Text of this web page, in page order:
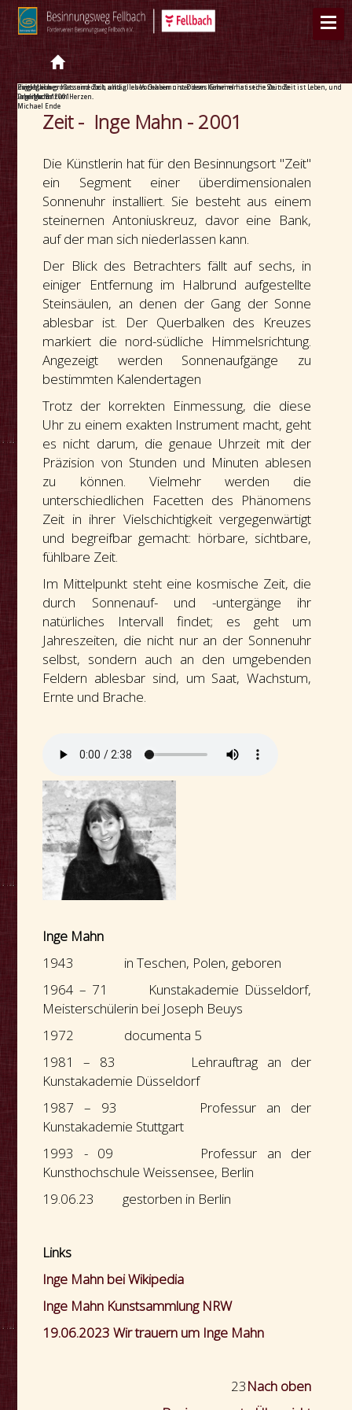
Zeit
Inge Mahn 2001
Ein Jegliches hat seine Zeit, und alles Vorhaben unter dem Himmel hat seine Stunde
Prediger 3.1
Es gibt ein großes und doch alltägliches Geheimnis. Dieses Geheimnis ist die Zeit. Zeit ist Leben, und
Leben wohnt im Herzen.
Michael Ende
Zeit
Inge Mahn 2001
Ein Jegliches hat seine Zeit, und alles Vorhaben unter dem Himmel hat seine Stunde
Prediger 3.1
Es gibt ein großes und doch alltägliches Geheimnis. Dieses Geheimnis ist die Zeit. Zeit ist Leben, und
Leben wohnt im Herzen.
Michael Ende
Inge Mahn
Zeit - Inge Mahn - 2001
Die Künstlerin hat für den Besinnungsort "Zeit"
ein Segment einer überdimensionalen
Sonnenuhr installiert. Sie besteht aus einem
steinernen Antoniuskreuz, davor eine Bank,
auf der man sich niederlassen kann.
Der Blick des Betrachters fällt auf sechs, in
einiger Entfernung im Halbrund aufgestellte
Steinsäulen, an denen der Gang der Sonne
ablesbar ist. Der Querbalken des Kreuzes
markiert die nord-südliche Himmelsrichtung.
Angezeigt werden Sonnenaufgänge zu
bestimmten Kalendertagen
Trotz der korrekten Einmessung, die diese
Uhr zu einem exakten Instrument macht, geht
es nicht darum, die genaue Uhrzeit mit der
Präzision von Stunden und Minuten ablesen
zu können. Vielmehr werden die
unterschiedlichen Facetten des Phänomens
Zeit in ihrer Vielschichtigkeit vergegenwärtigt
und begreifbar gemacht: hörbare, sichtbare,
fühlbare Zeit.
Im Mittelpunkt steht eine kosmische Zeit, die
durch Sonnenauf- und -untergänge ihr
natürliches Intervall findet; es geht um
Jahreszeiten, die nicht nur an der Sonnenuhr
selbst, sondern auch an den umgebenden
Feldern ablesbar sind, um Saat, Wachstum,
Ernte und Brache.
Inge Mahn
1943 in Teschen, Polen, geboren
1964 – 71 Kunstakademie Düsseldorf,
Meisterschülerin bei Joseph Beuys
1972 documenta 5
1981 – 83 Lehrauftrag an der
Kunstakademie Düsseldorf
1987 – 93 Professur an der
Kunstakademie Stuttgart
1993 - 09 Professur an der
Kunsthochschule Weissensee, Berlin
19.06.23 gestorben in Berlin
Links
Inge Mahn bei Wikipedia
Inge Mahn Kunstsammlung NRW
19.06.2023 Wir trauern um Inge Mahn
23Nach oben